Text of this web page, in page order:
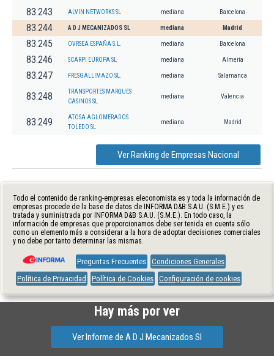
83.243 ALVIN NETWORKS SL mediana Barcelona
83.244 A D J MECANIZADOS SL mediana Madrid
83.245 OVRSEA ESPAÑA S.L. mediana Barcelona
83.246 SCARPI EUROPA SL mediana Almería
83.247 FRESGALLIMAZO SL. mediana Salamanca
83.248
TRANSPORTES MARQUES
CASINOS SL
mediana Valencia
83.249
ATOSA AGLOMERADOS
TOLEDO SL
mediana Madrid
Ver Ranking de Empresas Nacional
Todo el contenido de ranking-empresas.eleconomista.es y toda la información de
empresas procede de la base de datos de INFORMA D&B S.A.U. (S.M.E.) y es
tratada y suministrada por INFORMA D&B S.A.U. (S.M.E.). En todo caso, la
información de empresas que proporcionamos debe ser tenida en cuenta sólo
como un elemento más a considerar a la hora de adoptar decisiones comerciales
y no debe por tanto determinar las mismas.
Preguntas Frecuentes Condiciones Generales
Política de Privacidad
Política de Cookies Configuración de cookies
Hay más por ver
Ver Informe de A D J Mecanizados Sl